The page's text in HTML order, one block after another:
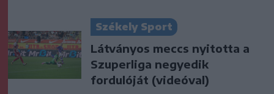
Székely Sport
Látványos meccs nyitotta a
Szuperliga negyedik
fordulóját (videóval)